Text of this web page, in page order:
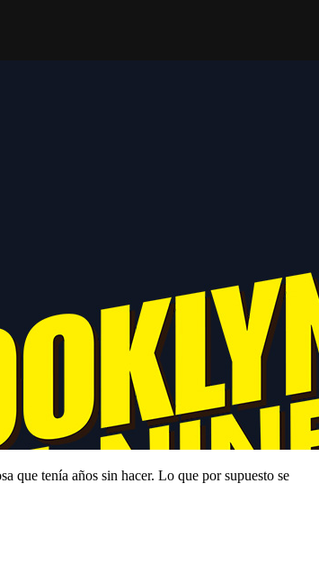
que tenía años sin hacer. Lo que por supuesto se